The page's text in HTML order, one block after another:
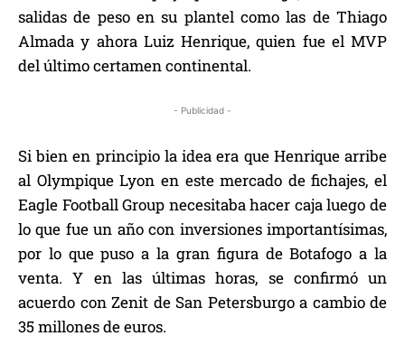
salidas de peso en su plantel como las de Thiago
Almada y ahora Luiz Henrique, quien fue el MVP
del último certamen continental.
- Publicidad -
Si bien en principio la idea era que Henrique arribe
al Olympique Lyon en este mercado de fichajes, el
Eagle Football Group necesitaba hacer caja luego de
lo que fue un año con inversiones importantísimas,
por lo que puso a la gran figura de Botafogo a la
venta. Y en las últimas horas, se confirmó un
acuerdo con Zenit de San Petersburgo a cambio de
35 millones de euros.